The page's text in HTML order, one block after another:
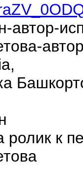
автор-
к